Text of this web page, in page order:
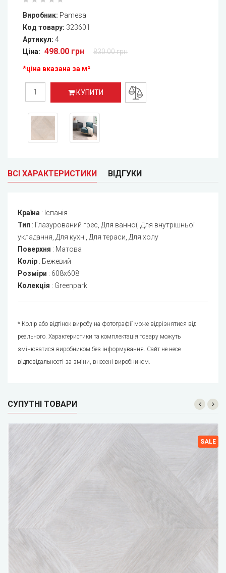
Виробник: Pamesa
Код товару: 323601
Артикул: 4
Ціна: 498.00 грн 830.00 грн
*ціна вказана за м²
КУПИТИ
ВСІ ХАРАКТЕРИСТИКИ ВІДГУКИ
Країна : Іспанія
Тип : Глазурований грес, Для ванної, Для внутрішньої
укладання, Для кухні, Для тераси, Для холу
Поверхня : Матова
Колір : Бежевий
Розміри : 608x608
Колекція : Greenpark
* Колір або відтінок виробу на фотографії може відрізнятися від
реального. Характеристики та комплектація товару можуть
змінюватися виробником без інформування. Сайт не несе
відповідальності за зміни, внесені виробником.
СУПУТНІ ТОВАРИ
SALE